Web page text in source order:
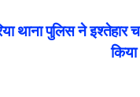
थाना पुलिस ने इश्तेहार